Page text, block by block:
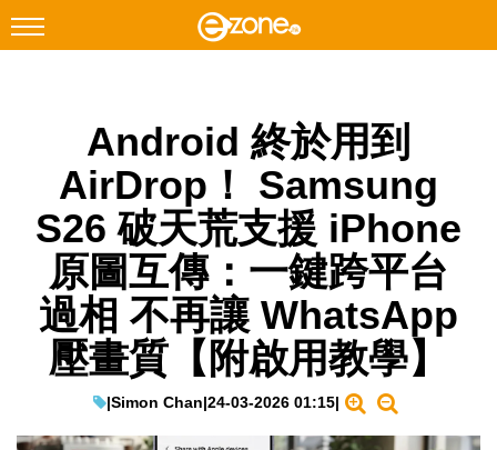
Facebook Instagram
科技焦點
網絡生活
遊戲動漫
教學評測
EduTech
生成式AI與雲端應用
Android 終於用到
AirDrop！ Samsung
S26 破天荒支援 iPhone
原圖互傳：一鍵跨平台
過相 不再讓 WhatsApp
壓畫質【附啟用教學】
|Simon Chan|24-03-2026 01:15|